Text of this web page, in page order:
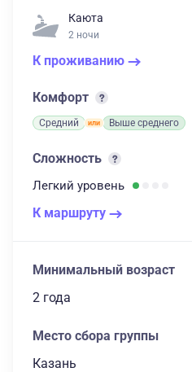
Каюта
2 ночи
К проживанию
Комфорт
Средний Выше среднего
Сложность
Легкий уровень
К маршруту
Минимальный возраст
2 года
Место сбора группы
Казань